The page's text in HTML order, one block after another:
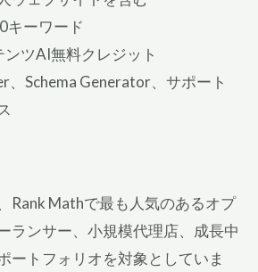
キーワード
ツAI無料クレジット
、Schema Generator、サポート
Rank Mathで最も人気のあるオプ
ランサー、小規模代理店、成長中
ートフォリオを対象としていま